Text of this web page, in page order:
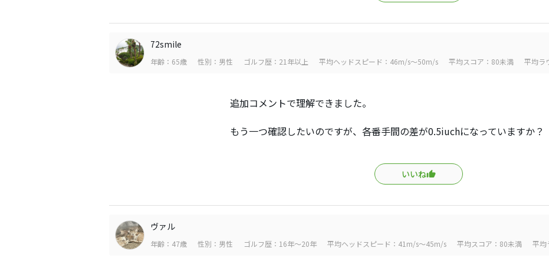
72smile
年齢：65歳 性別：男性 ゴルフ歴：21年以上 平均ヘッドスピード：46m/s～50m/s 平均スコア：80未満
平均ラ
追加コメントで理解できました。
もう一つ確認したいのですが、各番手間の差が0.5iuchになっていますか？
いいね
ヴァル
年齢：47歳 性別：男性 ゴルフ歴：16年～20年 平均ヘッドスピード：41m/s～45m/s 平均スコア：80未満
平均